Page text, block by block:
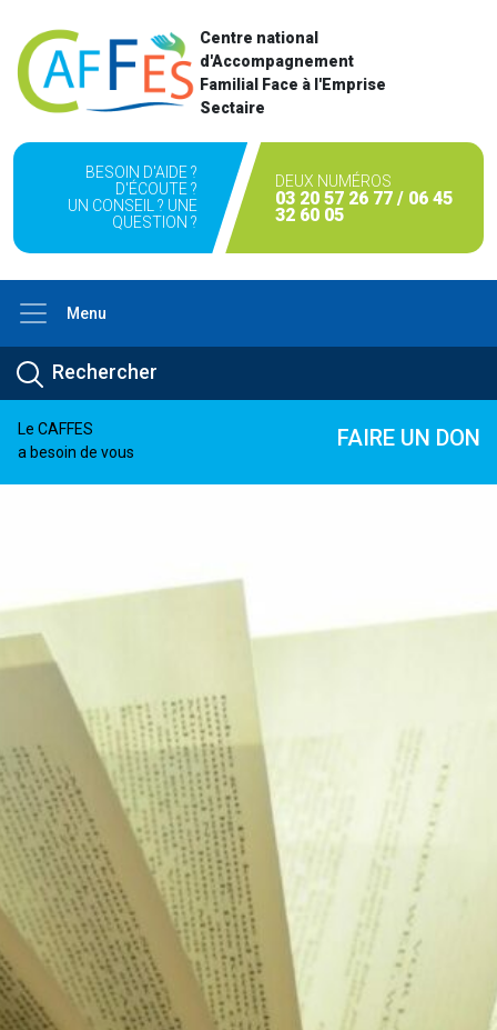
Centre national
d'Accompagnement
Familial Face à l'Emprise
Sectaire
BESOIN D'AIDE ?
D'ÉCOUTE ?
UN CONSEIL ? UNE
QUESTION ?
DEUX NUMÉROS
03 20 57 26 77 / 06 45
32 60 05
Menu
Le CAFFES
a besoin de vous
FAIRE UN DON